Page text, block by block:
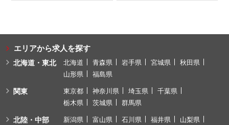
エリアから求人を探す
北海道・東北 北海道 青森県 岩手県 宮城県
秋田県
山形県
福島県
関東 東京都 神奈川県 埼玉県
千葉県
栃木県
茨城県 群馬県
北陸・中部 新潟県 富山県 石川県 福井県
山梨県